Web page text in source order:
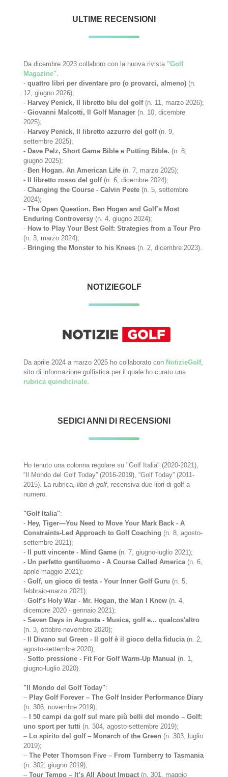
ULTIME RECENSIONI
Da dicembre 2023 collaboro con la nuova rivista "Golf
Magazine"
-quattro libri per diventare pro (o provarci, almeno) (n.
12, giugno 2026);
- Harvey Penick, Il libretto blu del golf(n. 11, marzo 2026);
-Giovanni Malcotti, Il Golf Manager (n. 10, dicembre
2025);
- Harvey Penick, Il libretto azzurro del golf(n. 9,
settembre 2025);
- Dave Pelz, Short Game Bible e Putting Bible.(n. 8,
giugno 2025);
- Ben Hogan. An American Life (n. 7, marzo 2025);
-
Il libretto rosso del golf(n. 6, dicembre 2024);
-Changing the Course - Calvin Peete (n. 5, settembre
2024);
-The Open Question. Ben Hogan and Golf’s Most
Enduring Controversy (n. 4, giugno 2024);
- How to Play Your Best Golf: Strategies from a Tour Pro
(n. 3, marzo 2024);
- Bringing the Monster to his Knees (n. 2, dicembre 2023).
NOTIZIEGOLF
Da aprile 2024 a marzo 2025 ho collaborato con NotizieGolf,
sito di informazione golfistica per il quale ho curato una
rubrica quindicinale
SEDICI ANNI DI RECENSIONI
Ho tenuto una colonna regolare su "Golf Italia" (2020-2021),
“Il Mondo del Golf Today” (2016-2019), “Golf Today” (2011-
2015). La rubrica,libri di golf, recensiva due libri di golf a
numero.
"Golf Italia":
- Hey, Tiger—You Need to Move Your Mark Back - A
Constraints-Led Approach to Golf Coaching (n. 8, agosto-
settembre 2021);
-
Il putt vincente - Mind Game (n. 7, giugno-luglio 2021);
-Un perfetto gentiluomo - A Course Called America(n. 6,
aprile-maggio 2021);
-Golf, un gioco di testa - Your Inner Golf Guru (n. 5,
febbraio-marzo 2021);
-Golf's Holy War - Mr. Hogan, the Man I Knew (n. 4,
dicembre 2020 - gennaio 2021);
-Seven Days in Augusta - Musica, golf e... qualcos'altro
(n. 3, ottobre-novembre 2020);
-
Il Divano sul Green - Il golf è il gioco della fiducia(n. 2,
agosto-settembre 2020);
-Sotto pressione - Fit For Golf Warm-Up Manual (n. 1,
giugno-luglio 2020).
"Il Mondo del Golf Today":
– Play Golf Forever – The Golf Insider Performance Diary
(n. 306, novembre 2019);
–
I 50 campi da golf sul mare più belli del mondo – Golf:
uno sport per tutti (n. 304, agosto-settembre 2019);
– Lo spirito del golf – Monarch of the Green (n. 303, luglio
2019);
–The Peter Thomson Five – From Turnberry to Tasmania
(n. 302, giugno 2019);
–Tour Tempo – It’s All About Impact (n. 301, maggio